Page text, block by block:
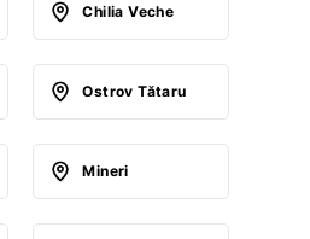
Chilia Veche
Ostrov Tătaru
Mineri